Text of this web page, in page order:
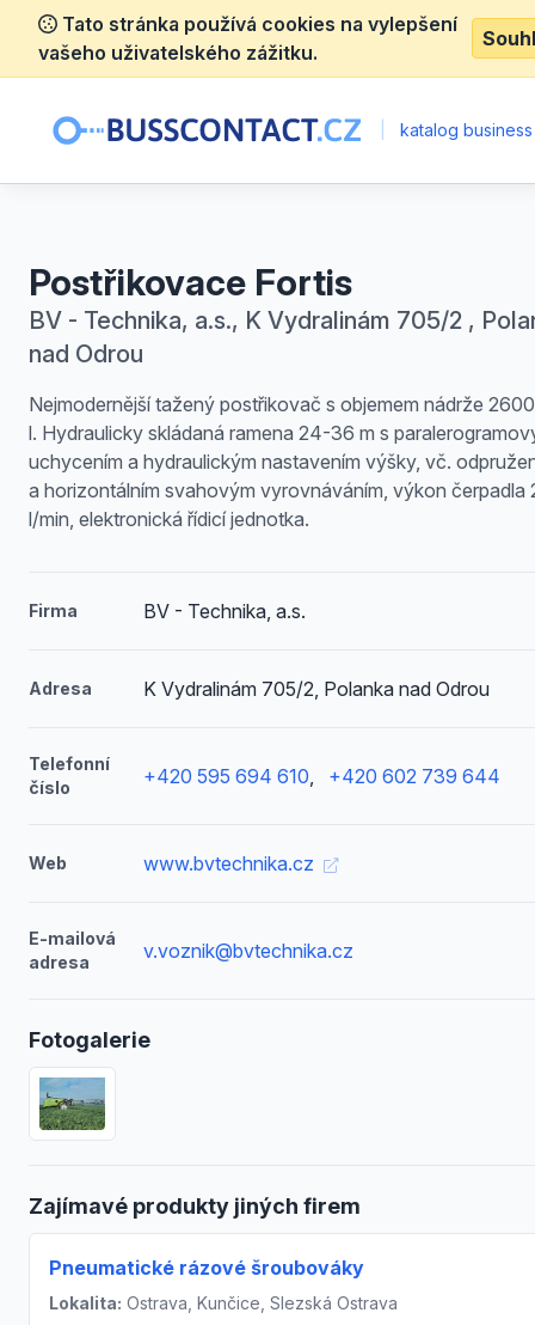
Tato stránka používá cookies na vylepšení
vašeho uživatelského zážitku.
katalog
Postřikovace Fortis
BV - Technika, a.s., K Vydralinám 705/2 ,
nad Odrou
Nejmodernější tažený postřikovač s objemem nádrže
l. Hydraulicky skládaná ramena 24-36 m s
uchycením a hydraulickým nastavením výšky, vč.
a horizontálním svahovým vyrovnáváním, výkon čerpadla
l/min, elektronická řídicí jednotka.
Firma BV - Technika, a.s.
Adresa K Vydralinám 705/2, Polanka nad Odrou
Telefonní
číslo
+420 595 694 610, +420 602 739 644
Web www.bvtechnika.cz
E-mailová
adresa
v.voznik@bvtechnika.cz
Fotogalerie
Zajímavé produkty jiných firem
Pneumatické rázové šroubováky
Lokalita: Ostrava, Kunčice, Slezská Ostrava